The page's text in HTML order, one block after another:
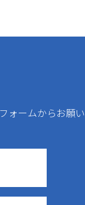
ォームからお願い